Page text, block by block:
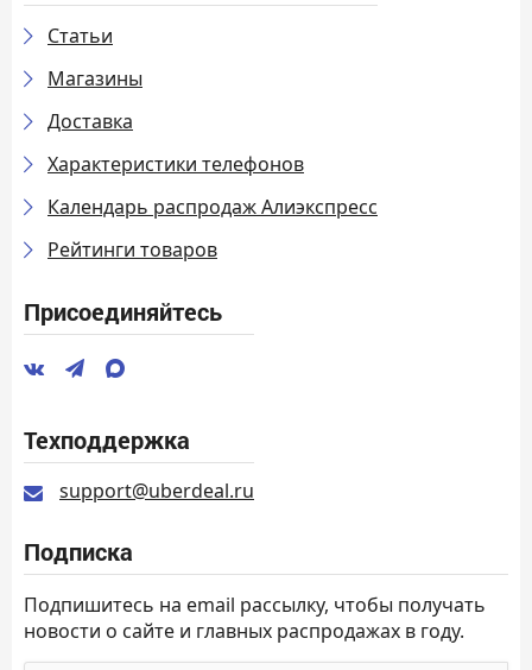
Статьи
Магазины
Доставка
Характеристики телефонов
Календарь распродаж Алиэкспресс
Рейтинги товаров
Присоединяйтесь
Техподдержка
support@uberdeal.ru
Подписка
Подпишитесь на email рассылку, чтобы получать
новости о сайте и главных распродажах в году.